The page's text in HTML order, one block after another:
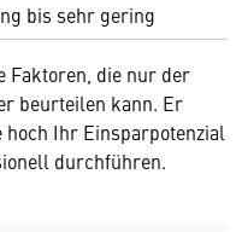
bis sehr gering
Faktoren, die nur der
beurteilen kann. Er
Ihr Einsparpotenzial
durchführen.